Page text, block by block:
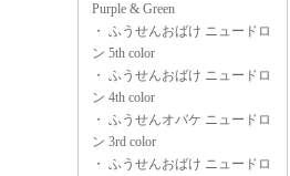
Purple & Green
・ ふうせんおばけ ニュードロ
ン 5th color
・ ふうせんおばけ ニュードロ
ン 4th color
・ ふうせんオバケ ニュードロ
ン 3rd color
・ ふうせんおばけ ニュードロ